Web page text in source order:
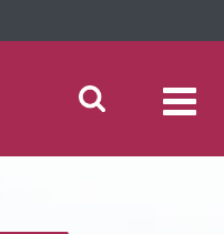
Suche öffnen/schließen